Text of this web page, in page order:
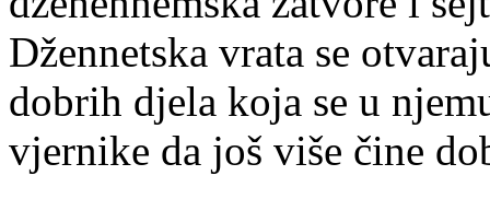
Džennetska vrata se
dobrih djela koja se u
vjernike da još više čine